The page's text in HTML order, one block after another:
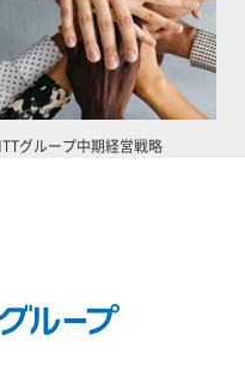
グループ中期経営戦略